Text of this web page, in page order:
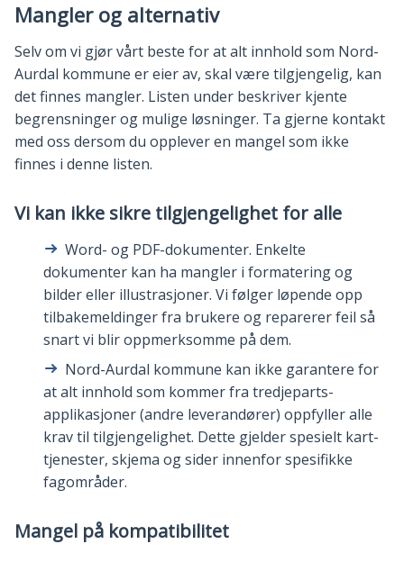
Mangler og alternativ
Selv om vi gjør vårt beste for at alt innhold som Nord-
Aurdal kommune er eier av, skal være tilgjengelig, kan
det finnes mangler. Listen under beskriver kjente
begrensninger og mulige løsninger. Ta gjerne kontakt
med oss dersom du opplever en mangel som ikke
finnes i denne listen.
Vi kan ikke sikre tilgjengelighet for alle
Word- og PDF-dokumenter. Enkelte
dokumenter kan ha mangler i formatering og
bilder eller illustrasjoner. Vi følger løpende opp
tilbakemeldinger fra brukere og reparerer feil så
snart vi blir oppmerksomme på dem.
Nord-Aurdal kommune kan ikke garantere for
at alt innhold som kommer fra tredjeparts-
applikasjoner (andre leverandører) oppfyller alle
krav til tilgjengelighet. Dette gjelder spesielt kart-
tjenester, skjema og sider innenfor spesifikke
fagområder.
Mangel på kompatibilitet